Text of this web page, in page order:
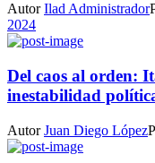
AutorIlad Administrador
2024
Del caos al orden:
inestabilidad
AutorJuan Diego López